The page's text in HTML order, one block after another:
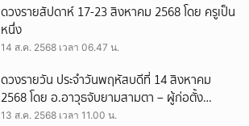
ดวงรายสัปดาห์ 17-23 สิงหาคม 2568 โดย ครูเป็น
หนึ่ง
14 ส.ค. 2568 เวลา 06.47 น.
ดวงรายวัน ประจำวันพฤหัสบดีที่ 14 สิงหาคม
2568 โดย อ.อาวุธจับยามสามตา – ผู้ก่อตั้ง
ดวงLive
13 ส.ค. 2568 เวลา 11.00 น.